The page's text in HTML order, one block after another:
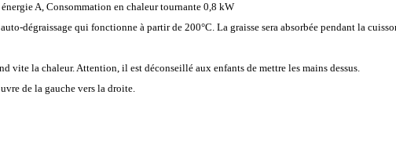
A, Consommation en chaleur tournante 0,8 kW
dégraissage qui fonctionne à partir de 200°C. La graisse sera absorbée pendant la
vite la chaleur. Attention, il est déconseillé aux enfants de mettre les mains dessus.
de la gauche vers la droite.